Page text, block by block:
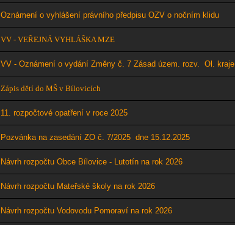
Oznámení o vyhlášení právního předpisu OZV o nočním klidu
VV - VEŘEJNÁ VYHLÁŠKA MZE
VV - Oznámení o vydání Změny č. 7 Zásad územ. rozv. Ol. kraje
Zápis dětí do MŠ v Bílovicích
11 . rozpočtové opatření v roce 2025
Pozvánka na zasedání ZO č. 7/2025 dne 15.12.2025
Návrh rozpočtu Obce Bílovice - Lutotín na rok 2026
Návrh rozpočtu Mateřské školy na rok 2026
Návrh rozpočtu Vodovodu Pomoraví na rok 2026